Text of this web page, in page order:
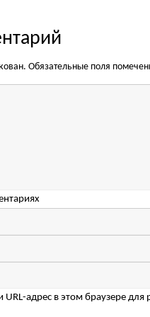
Обязательные поля
адрес в этом браузере для